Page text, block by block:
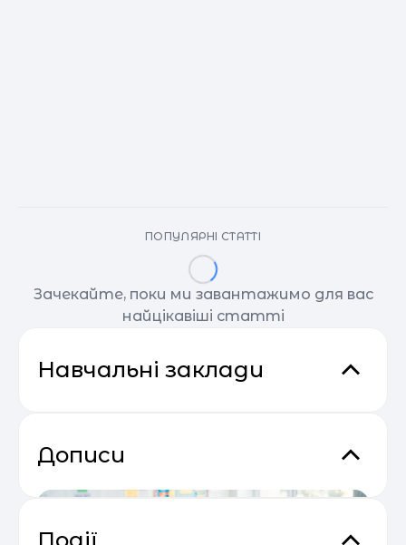
ПОПУЛЯРНІ СТАТТІ
Зачекайте, поки ми завантажимо для вас
найцікавіші статті
Навчальні заклади
Дописи